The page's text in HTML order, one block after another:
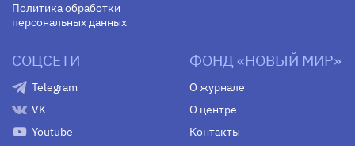
Политика обработки
персональных данных
СОЦСЕТИ
Telegram
VK
Youtube
ФОНД «НОВЫЙ МИР»
О журнале
О центре
Контакты